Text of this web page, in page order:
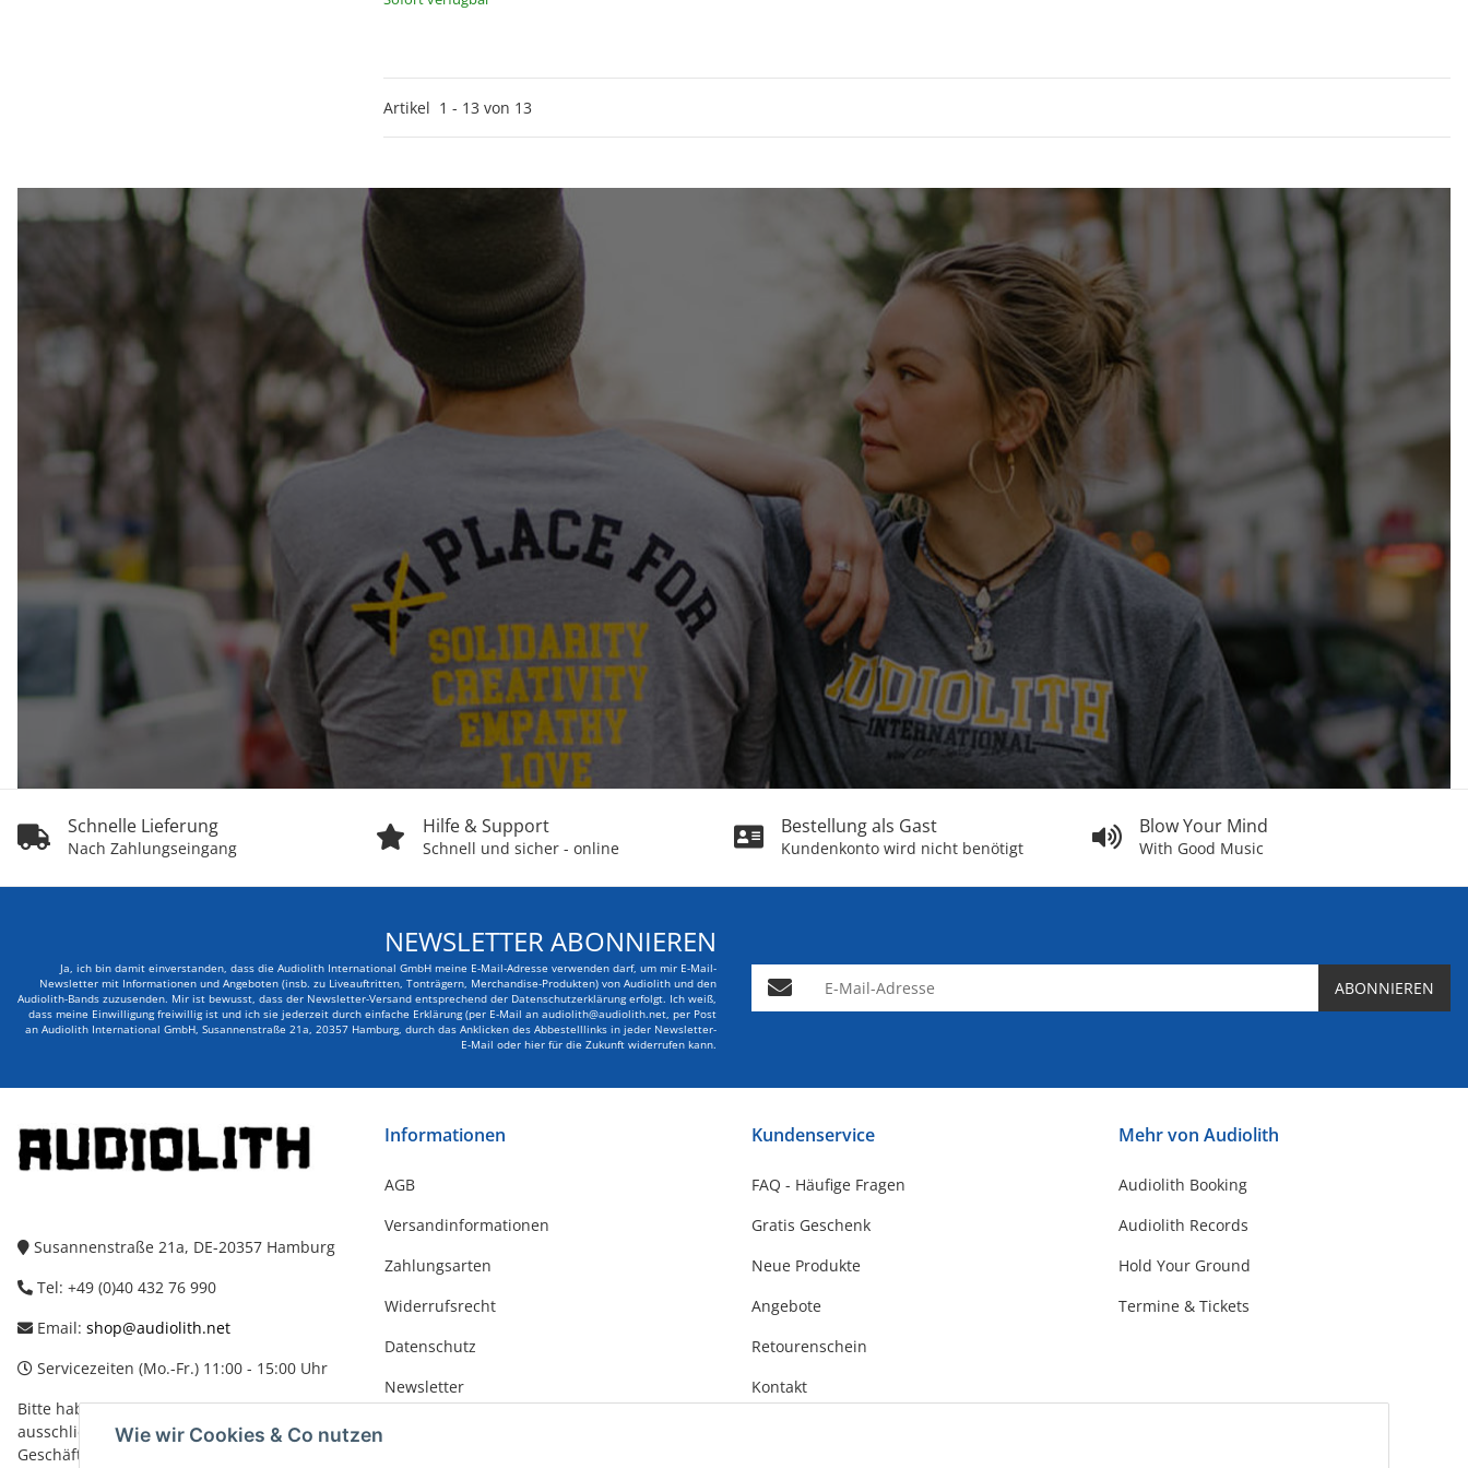
Wie wir Cookies & Co nutzen
Artikel 1 - 13 von 13
Schnelle Lieferung
Nach Zahlungseingang
Hilfe & Support
Schnell und sicher - online
Bestellung als Gast
Kundenkonto wird nicht benötigt
Blow Your Mind
With Good Music
NEWSLETTER ABONNIEREN
Ja, ich bin damit einverstanden, dass die Audiolith International GmbH meine E-Mail-Adresse verwenden darf, um mir E-Mail-
Newsletter mit Informationen und Angeboten (insb. zu Liveauftritten, Tonträgern, Merchandise-Produkten) von Audiolith und den
Audiolith-Bands zuzusenden. Mir ist bewusst, dass der Newsletter-Versand entsprechend der Datenschutzerklärung erfolgt. Ich weiß,
dass meine Einwilligung freiwillig ist und ich sie jederzeit durch einfache Erklärung (per E-Mail an audiolith@audiolith.net, per Post
an Audiolith International GmbH, Susannenstraße 21a, 20357 Hamburg, durch das Anklicken des Abbestelllinks in jeder Newsletter-
E-Mail oder hier für die Zukunft widerrufen kann.
E-Mail-Adresse ABONNIEREN
Susannenstraße 21a, DE-20357 Hamburg
Tel: +49 (0)40 432 76 990
Email: shop@audiolith.net
Servicezeiten (Mo.-Fr.) 11:00 - 15:00 Uhr
Bitte habe Verständnis dafür, dass Du uns
ausschließlich zu den oben genannten
Geschäftszeiten telefonisch kontaktieren
Informationen
AGB
Versandinformationen
Zahlungsarten
Widerrufsrecht
Datenschutz
Newsletter
Kundenservice
FAQ - Häufige Fragen
Gratis Geschenk
Neue Produkte
Angebote
Retourenschein
Kontakt
Mehr von Audiolith
Audiolith Booking
Audiolith Records
Hold Your Ground
Termine & Tickets